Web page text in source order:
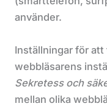
använder.
Inställningar för
webbläsarens
Sekretess och
mellan olika